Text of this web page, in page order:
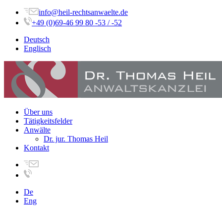
info@heil-rechtsanwaelte.de
+49 (0)69-46 99 80 -53 / -52
Deutsch
Englisch
Über uns
Tätigkeitsfelder
Anwälte
Dr. jur. Thomas Heil
Kontakt
De
Eng